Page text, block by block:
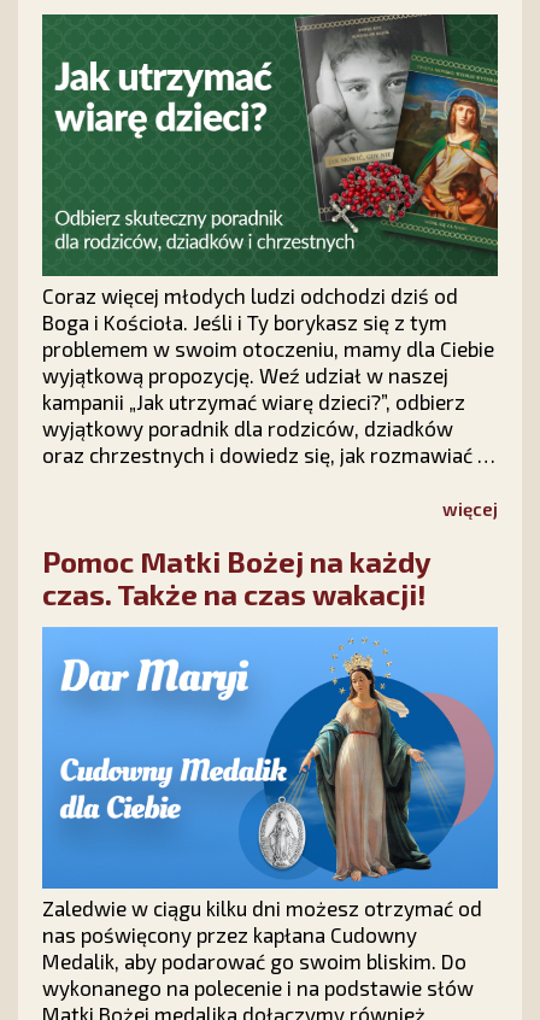
Coraz więcej młodych ludzi odchodzi dziś od
Boga i Kościoła. Jeśli i Ty borykasz się z tym
problemem w swoim otoczeniu, mamy dla Ciebie
wyjątkową propozycję. Weź udział w naszej
kampanii „Jak utrzymać wiarę dzieci?”, odbierz
wyjątkowy poradnik dla rodziców, dziadków
oraz chrzestnych i dowiedz się, jak rozmawiać z
nie tracić nadziei na ich powrót do Chrystusa.więcej
Pomoc Matki Bożej na każdy
czas. Także na czas wakacji!
Zaledwie w ciągu kilku dni możesz otrzymać od
nas poświęcony przez kapłana Cudowny
Medalik, aby podarować go swoim bliskim. Do
wykonanego na polecenie i na podstawie słów
Matki Bożej medalika dołączymy również